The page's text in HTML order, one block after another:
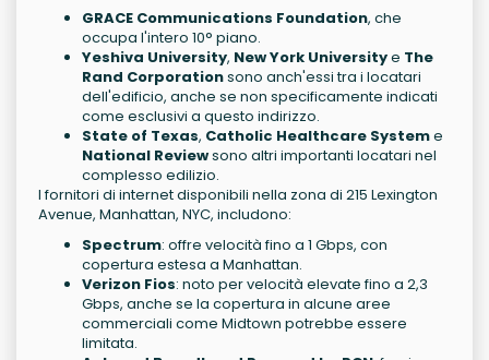
GRACE Communications Foundation, che
occupa l'intero 10° piano.
Yeshiva University, New York Universitye The
Rand Corporationsono anch'essi tra i locatari
dell'edificio, anche se non specificamente indicati
come esclusivi a questo indirizzo.
State of Texas, Catholic Healthcare Systeme
National Reviewsono altri importanti locatari nel
complesso edilizio.
I fornitori di internet disponibili nella zona di 215 Lexington
Avenue, Manhattan, NYC, includono:
Spectrum: offre velocità fino a 1 Gbps, con
copertura estesa a Manhattan.
Verizon Fios: noto per velocità elevate fino a 2,3
Gbps, anche se la copertura in alcune aree
commerciali come Midtown potrebbe essere
limitata.